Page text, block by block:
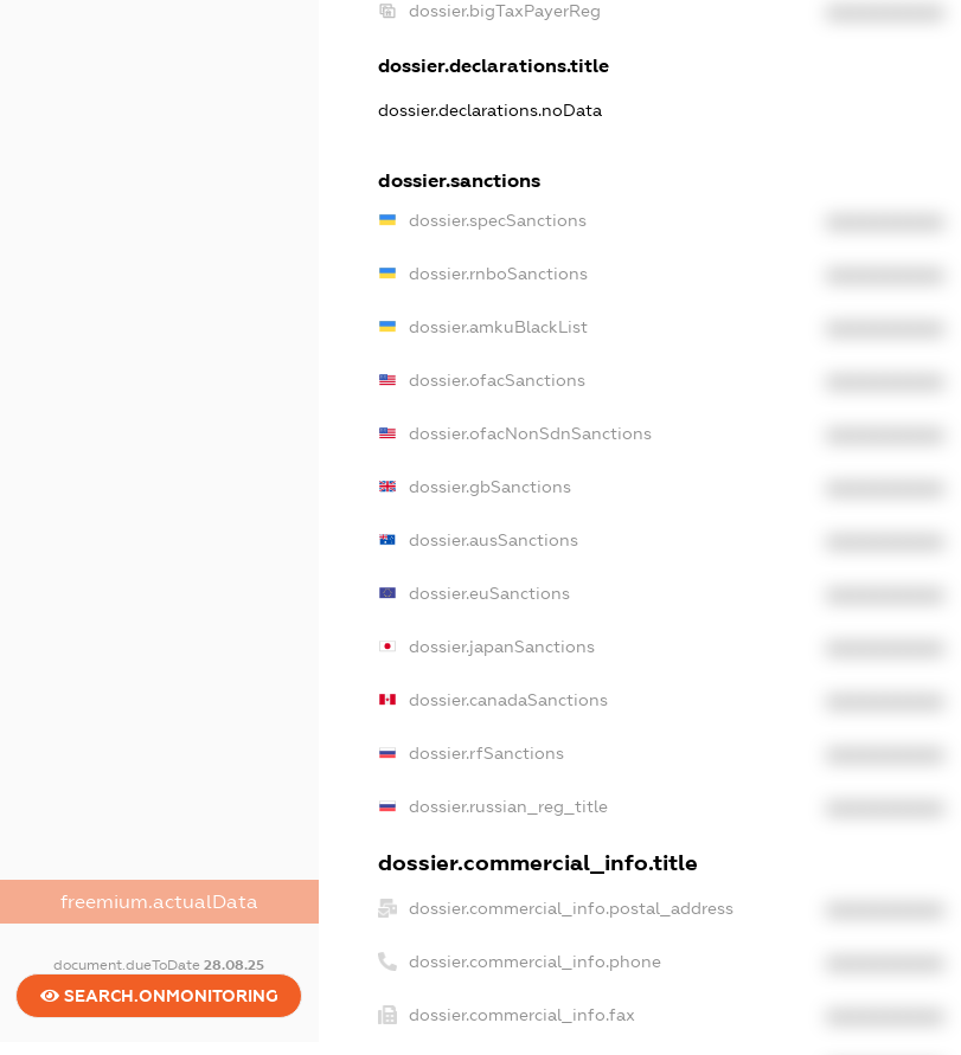
freemium.actualData
document.dueToDate28.08.25
SEARCH.ONMONITORING
dossier.bigTaxPayerReg
dossier.declarations.title
dossier.declarations.noData
dossier.sanctions
dossier.specSanctions
dossier.rnboSanctions
dossier.amkuBlackList
dossier.ofacSanctions
dossier.ofacNonSdnSanctions
dossier.gbSanctions
dossier.ausSanctions
dossier.euSanctions
dossier.japanSanctions
dossier.canadaSanctions
dossier.rfSanctions
dossier.russian_reg_title
dossier.commercial_info.title
dossier.commercial_info.postal_address
dossier.commercial_info.phone
dossier.commercial_info.fax